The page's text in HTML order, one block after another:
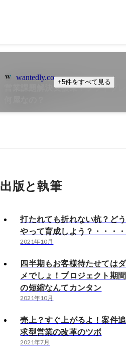
wantedly.com
営業課題解決支援業？ソフトブ
+5件をすべて見る
出版と執筆
打たれても折れない杭？どう
やって育成しよう？・・・・
2021年10月
四半期もお客様待たせてはダ
メでしょ！プロジェクト期間
の短縮なんてカンタン
2021年10月
売上？すぐ上がるよ！案件追
求型営業の改革のツボ
2021年7月